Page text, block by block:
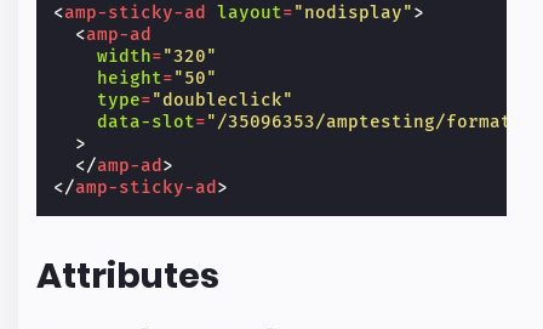
<amp-sticky-ad layout="nodisplay">
<amp-ad
width="320"
height="50"
type="doubleclick"
data-slot="/35096353/amptesting/
>
</amp-ad >
</amp-sticky-ad >
Attributes